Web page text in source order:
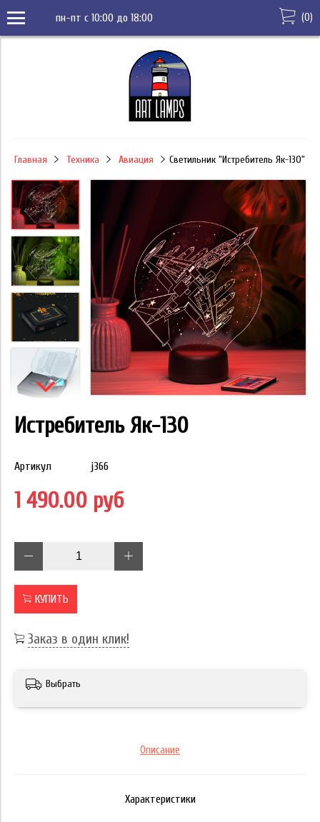
пн-пт с 10:00 до 18:00 (0)
Главная Техника Авиация Светильник "Истребитель Як-130"
Истребитель Як-130
Артикул j366
1 490.00 руб
КУПИТЬ
Заказ в один клик!
Выбрать
Описание
Характеристики